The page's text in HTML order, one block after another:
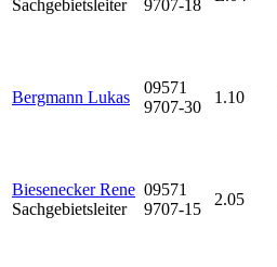
Sachgebietsleiter
9707-18
Bergmann Lukas
09571
9707-30
1.10
Biesenecker Rene
Sachgebietsleiter
09571
9707-15
2.05